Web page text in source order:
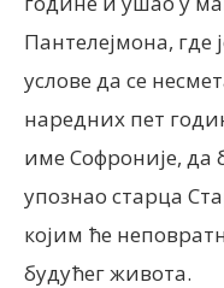
Пантелејмона,
услове да се
наредних пет
име Софроније, да
упознао старца
којим ће
будућег живота.